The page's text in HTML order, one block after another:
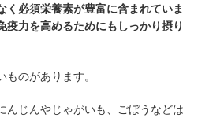
く必須栄養素が豊富に含まれていま
疫力を高めるためにもしっかり摂り
のがあります。
んじんやじゃがいも、ごぼうなどは